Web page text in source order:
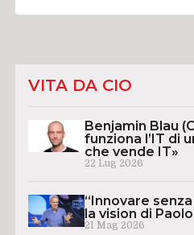
VITA DA CIO
Benjamin Blau
funziona l’IT di
che vende IT»
22 Lug 2026
“Innovare
la vision di
21 Mag 2026